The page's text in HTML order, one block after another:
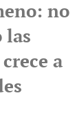
no
las
a